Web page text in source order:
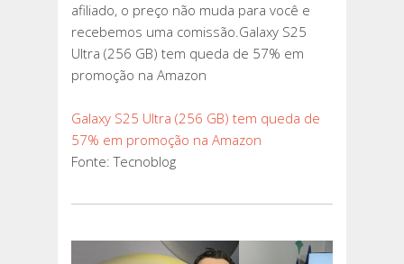
afiliado, o preço não muda para você e
recebemos uma comissão.Galaxy S25
Ultra (256 GB) tem queda de 57% em
promoção na Amazon
Galaxy S25 Ultra (256 GB) tem queda de
57% em promoção na Amazon
Fonte: Tecnoblog